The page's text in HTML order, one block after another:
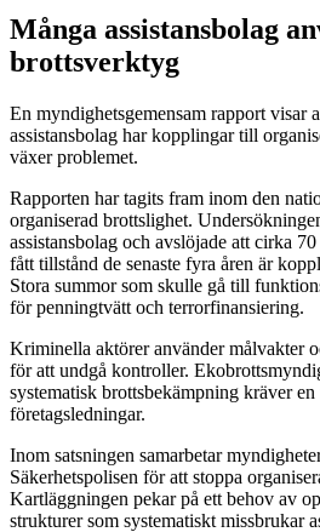
Många assistansbolag
brottsverktyg
En myndighetsgemensam rapport visar
assistansbolag har kopplingar till
växer problemet.
Rapporten har tagits fram inom den
organiserad brottslighet.
assistansbolag och avslöjade att cirka
fått tillstånd de senaste fyra åren är
Stora summor som skulle gå till
för penningtvätt och terrorfinansiering.
Kriminella aktörer använder målvakter
för att undgå kontroller.
systematisk brottsbekämpning kräver
företagsledningar.
Inom satsningen samarbetar
Säkerhetspolisen för att stoppa
Kartläggningen pekar på ett behov av
strukturer som systematiskt missbrukar